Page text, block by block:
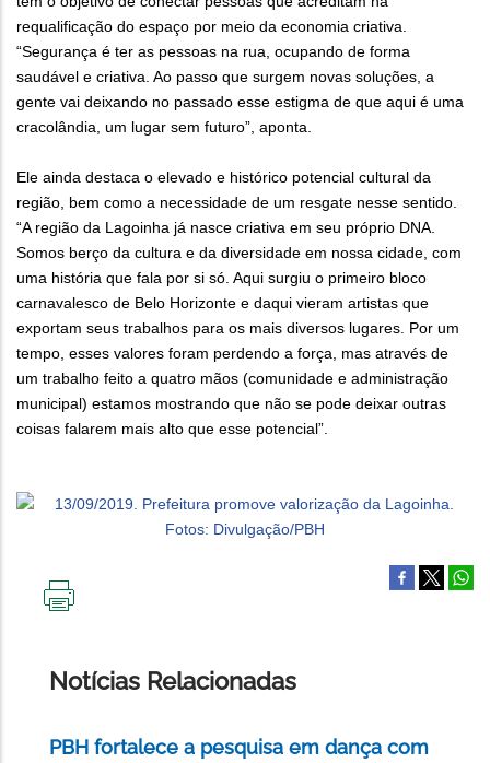
requalificação do espaço por meio da economia criativa.
“Segurança é ter as pessoas na rua, ocupando de forma
saudável e criativa. Ao passo que surgem novas soluções, a
gente vai deixando no passado esse estigma de que aqui é uma
cracolândia, um lugar sem futuro”, aponta.
Ele ainda destaca o elevado e histórico potencial cultural da
região, bem como a necessidade de um resgate nesse sentido.
“A região da Lagoinha já nasce criativa em seu próprio DNA.
Somos berço da cultura e da diversidade em nossa cidade, com
uma história que fala por si só. Aqui surgiu o primeiro bloco
carnavalesco de Belo Horizonte e daqui vieram artistas que
exportam seus trabalhos para os mais diversos lugares. Por um
tempo, esses valores foram perdendo a força, mas através de
um trabalho feito a quatro mãos (comunidade e administração
municipal) estamos mostrando que não se pode deixar outras
coisas falarem mais alto que esse potencial”.
Notícias Relacionadas
PBH fortalece a pesquisa em dança com